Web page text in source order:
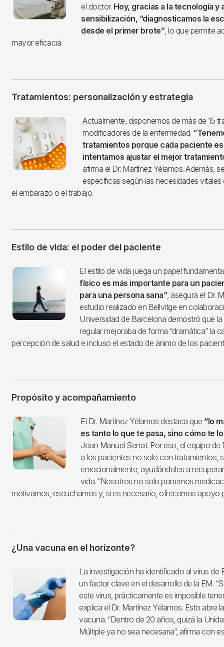
el doctor. Hoy, gracias a la tecnología y
sensibilización, “diagnosticamos la
desde el primer brote” , lo que permite
mayor eficacia.
Tratamientos: personalización y estrategia
Imagen
Actualmente, disponemos de más de 15
modificadores de la enfermedad.
tratamientos porque cada paciente
intentamos ajustar el mejor
afirma el Dr. Martínez Yélamos. Además,
específicas según las necesidades
el embarazo o el trabajo.
Estilo de vida: el poder del paciente
Imagen
El estilo de vida juega un papel
físico es más importante para un
para una persona sana” , asegura el Dr.
estudio realizado en Bellvitge en
Universidad de Barcelona demostró que
regular mejoraba de forma “dramática” la
percepción de salud e incluso el estado de ánimo de los
Propósito y acompañamiento
Imagen El Dr. Martínez Yélamos destaca que “lo
es tanto lo que te pasa, sino cómo te
Joan Manuel Serrat. Por eso, el equipo
a los pacientes no solo con tratamientos,
emocionalmente, ayudándoles a
vida. “Nosotros no solo ponemos
motivamos, escuchamos y, si es necesario, ofrecemos apoyo
¿Una vacuna en el horizonte?
La investigación ha identificado al virus de
un factor clave en el desarrollo de la EM.
este virus, prácticamente es imposible
explica el Dr. Martínez Yélamos. Esto abre
vacuna. “Dentro de 20 años, quizá la
Múltiple ya no sea necesaria”, afirma con